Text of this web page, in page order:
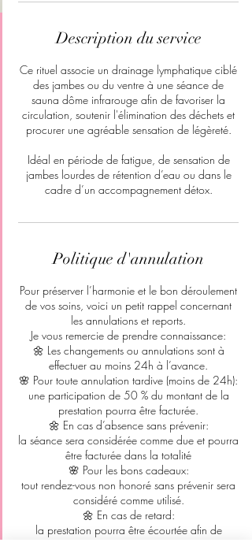
Description du service
Ce rituel associe un drainage lymphatique ciblé
des jambes ou du ventre à une séance de
sauna dôme infrarouge afin de favoriser la
circulation, soutenir l'élimination des déchets et
procurer une agréable sensation de légèreté.
Idéal en période de fatigue, de sensation de
jambes lourdes de rétention d’eau ou dans le
cadre d’un accompagnement détox.
Politique d'annulation
Pour préserver l’harmonie et le bon déroulement
de vos soins, voici un petit rappel concernant
les annulations et reports.
Je vous remercie de prendre connaissance:
🌼 Les changements ou annulations sont à
effectuer au moins 24h à l’avance.
🌸 Pour toute annulation tardive (moins de 24h):
une participation de 50 % du montant de la
prestation pourra être facturée.
🌼 En cas d’absence sans prévenir:
la séance sera considérée comme due et pourra
être facturée dans la totalité
🌸 Pour les bons cadeaux:
tout rendez-vous non honoré sans prévenir sera
considéré comme utilisé.
🌼 En cas de retard:
la prestation pourra être écourtée afin de